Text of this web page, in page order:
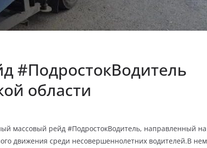
#ПодростокВодитель
области
массовый рейд #ПодростокВодитель, направленный на
движения среди несовершеннолетних водителей.В нем